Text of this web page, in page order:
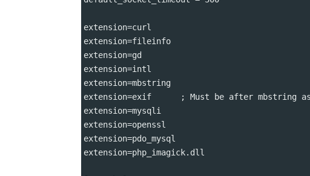
extension=curl
extension=fileinfo
extension=gd
extension=intl
extension=mbstring
extension=exif      ; Must be after mbstring
extension=mysqli
extension=openssl
extension=pdo_mysql
extension=php_imagick.dll